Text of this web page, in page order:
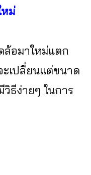
ม่
อมาใหม่แตก
เปลี่ยนแต่ขนาด
ธีง่ายๆ ในการ